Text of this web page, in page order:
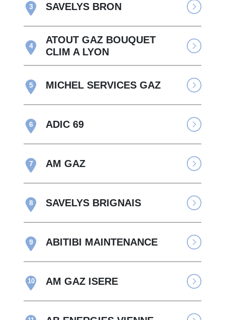
3 SAVELYS BRON
4
ATOUT GAZ BOUQUET
CLIM A LYON
5 MICHEL SERVICES GAZ
6 ADIC 69
7 AM GAZ
8 SAVELYS BRIGNAIS
9 ABITIBI MAINTENANCE
10 AM GAZ ISERE